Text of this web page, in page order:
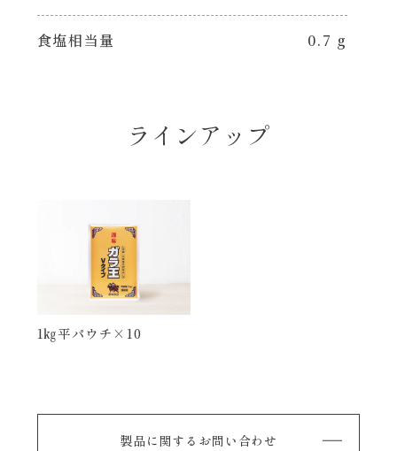
食塩相当量 0.7 g
ラインアップ
1㎏平パウチ×10
製品に関するお問い合わせ